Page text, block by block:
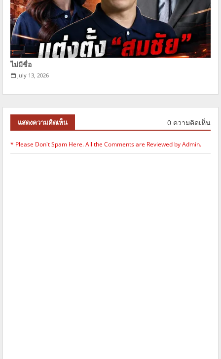
ไม่มีชื่อ
July 13, 2026
แสดงความคิดเห็น 0 ความคิดเห็น
* Please Don't Spam Here. All the Comments are Reviewed by Admin.